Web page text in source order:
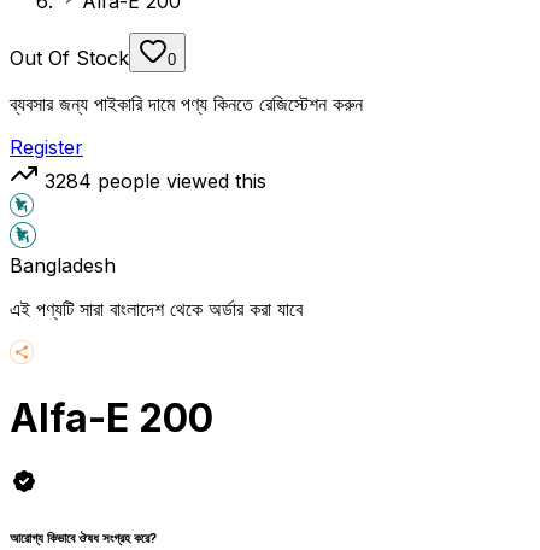
Out Of Stock 0
ব্যবসার জন্য পাইকারি দামে পণ্য কিনতে রেজিস্টেশন করুন
Register
3284 people viewed this
Bangladesh
এই পণ্যটি সারা বাংলাদেশ থেকে অর্ডার করা যাবে
Alfa-E 200
আরোগ্য কিভাবে ঔষধ সংগ্রহ করে?